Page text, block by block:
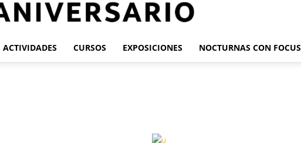
ACTIVIDADES CURSOS EXPOSICIONES NOCTURNAS CON FOCUS